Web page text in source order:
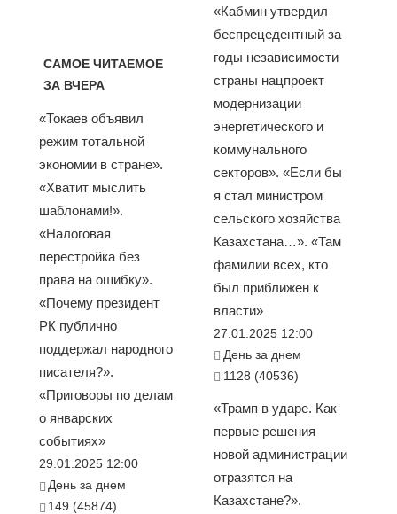
САМОЕ ЧИТАЕМОЕ
ЗА ВЧЕРА
«Токаев объявил
режим тотальной
экономии в стране».
«Хватит мыслить
шаблонами!».
«Налоговая
перестройка без
права на ошибку».
«Почему президент
РК публично
поддержал народного
писателя?».
«Приговоры по делам
о январских
событиях»
29.01.2025 12:00
День за днем
149 (45874)
«Кабмин утвердил
беспрецедентный за
годы независимости
страны нацпроект
модернизации
энергетического и
коммунального
секторов». «Если бы
я стал министром
сельского хозяйства
Казахстана…». «Там
фамилии всех, кто
был приближен к
власти»
27.01.2025 12:00
День за днем
1128 (40536)
«Трамп в ударе. Как
первые решения
новой администрации
отразятся на
Казахстане?».